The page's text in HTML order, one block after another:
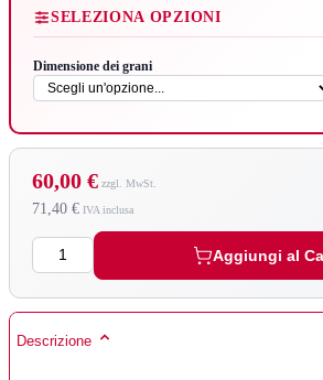
SELEZIONA OPZIONI
Dimensione dei grani
71,40 €
60,00 €
Quantità
Aggiungi al
Descrizione